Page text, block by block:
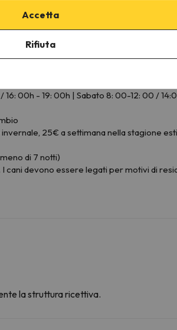
16: 00h - 19: 00h | Sabato 8: 00-12: 00 /
25€ a settimana nella stagione
di 7 notti)
cani devono essere legati per motivi di
la struttura ricettiva.
Accetta
Rifiuta